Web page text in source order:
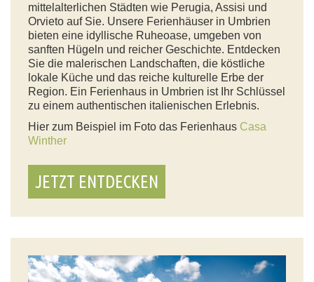
mittelalterlichen Städten wie Perugia, Assisi und
Orvieto auf Sie. Unsere Ferienhäuser in Umbrien
bieten eine idyllische Ruheoase, umgeben von
sanften Hügeln und reicher Geschichte. Entdecken
Sie die malerischen Landschaften, die köstliche
lokale Küche und das reiche kulturelle Erbe der
Region. Ein Ferienhaus in Umbrien ist Ihr Schlüssel
zu einem authentischen italienischen Erlebnis.
Hier zum Beispiel im Foto das Ferienhaus Casa
Winther
JETZT ENTDECKEN